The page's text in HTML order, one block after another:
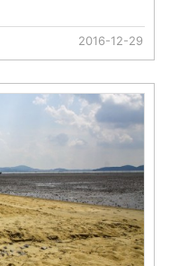
2016-12-29